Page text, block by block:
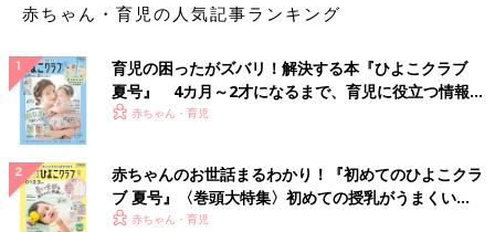
赤ちゃん・育児の人気記事ランキング
育児の困ったがズバリ！解決する本『ひよこクラブ
夏号』 4カ月～2才になるまで、育児に役立つ情報が
いっぱい！
赤ちゃん・育児
赤ちゃんのお世話まるわかり！『初めてのひよこクラ
ブ 夏号』〈巻頭大特集〉初めての授乳がうまくい
く！ おっぱい・ミルクの基本と夏のトラブル 解決テ
赤ちゃん・育児